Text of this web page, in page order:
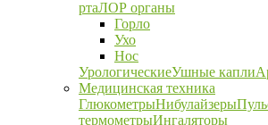
ртаЛОР органы
Горло
Ухо
Нос
УрологическиеУшные капли
Медицинская техника
ГлюкометрыНибулайзеры
термометрыИнгаляторы